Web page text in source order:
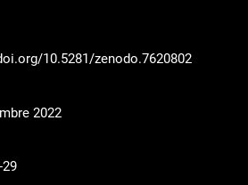
10.5281/zenodo.7620802
2022
29